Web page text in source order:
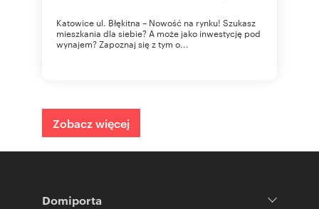
Katowice ul. Błękitna – Nowość na rynku! Szukasz
mieszkania dla siebie? A może jako inwestycję pod
wynajem? Zapoznaj się z tym o...
Zobacz więcej
Domiporta